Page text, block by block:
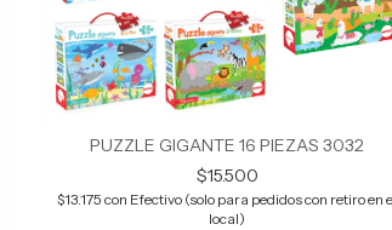
PUZZLE GIGANTE 16 PIEZAS 3032
$15.500
$13.175 con Efectivo (solo para pedidos con retiro en
local)